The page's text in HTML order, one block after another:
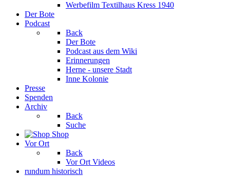
Werbefilm Textilhaus Kress 1940
Der Bote
Podcast
Back
Der Bote
Podcast aus dem Wiki
Erinnerungen
Herne - unsere Stadt
Inne Kolonie
Presse
Spenden
Archiv
Back
Suche
Shop
Vor Ort
Back
Vor Ort Videos
rundum historisch